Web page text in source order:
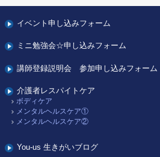
イベント申し込みフォーム
ミニ勉強会☆申し込みフォーム
講師登録説明会 参加申し込みフォーム
介護者レスパイトケア
ボディケア
メンタルヘルスケア①
メンタルヘルスケア②
You-us 生きがいブログ